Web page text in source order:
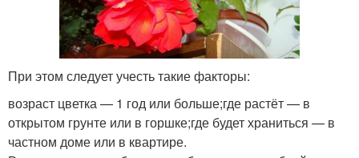
При этом следует учесть такие факторы:
возраст цветка — 1 год или больше;где растёт — в
открытом грунте или в горшке;где будет храниться — в
частном доме или в квартире.